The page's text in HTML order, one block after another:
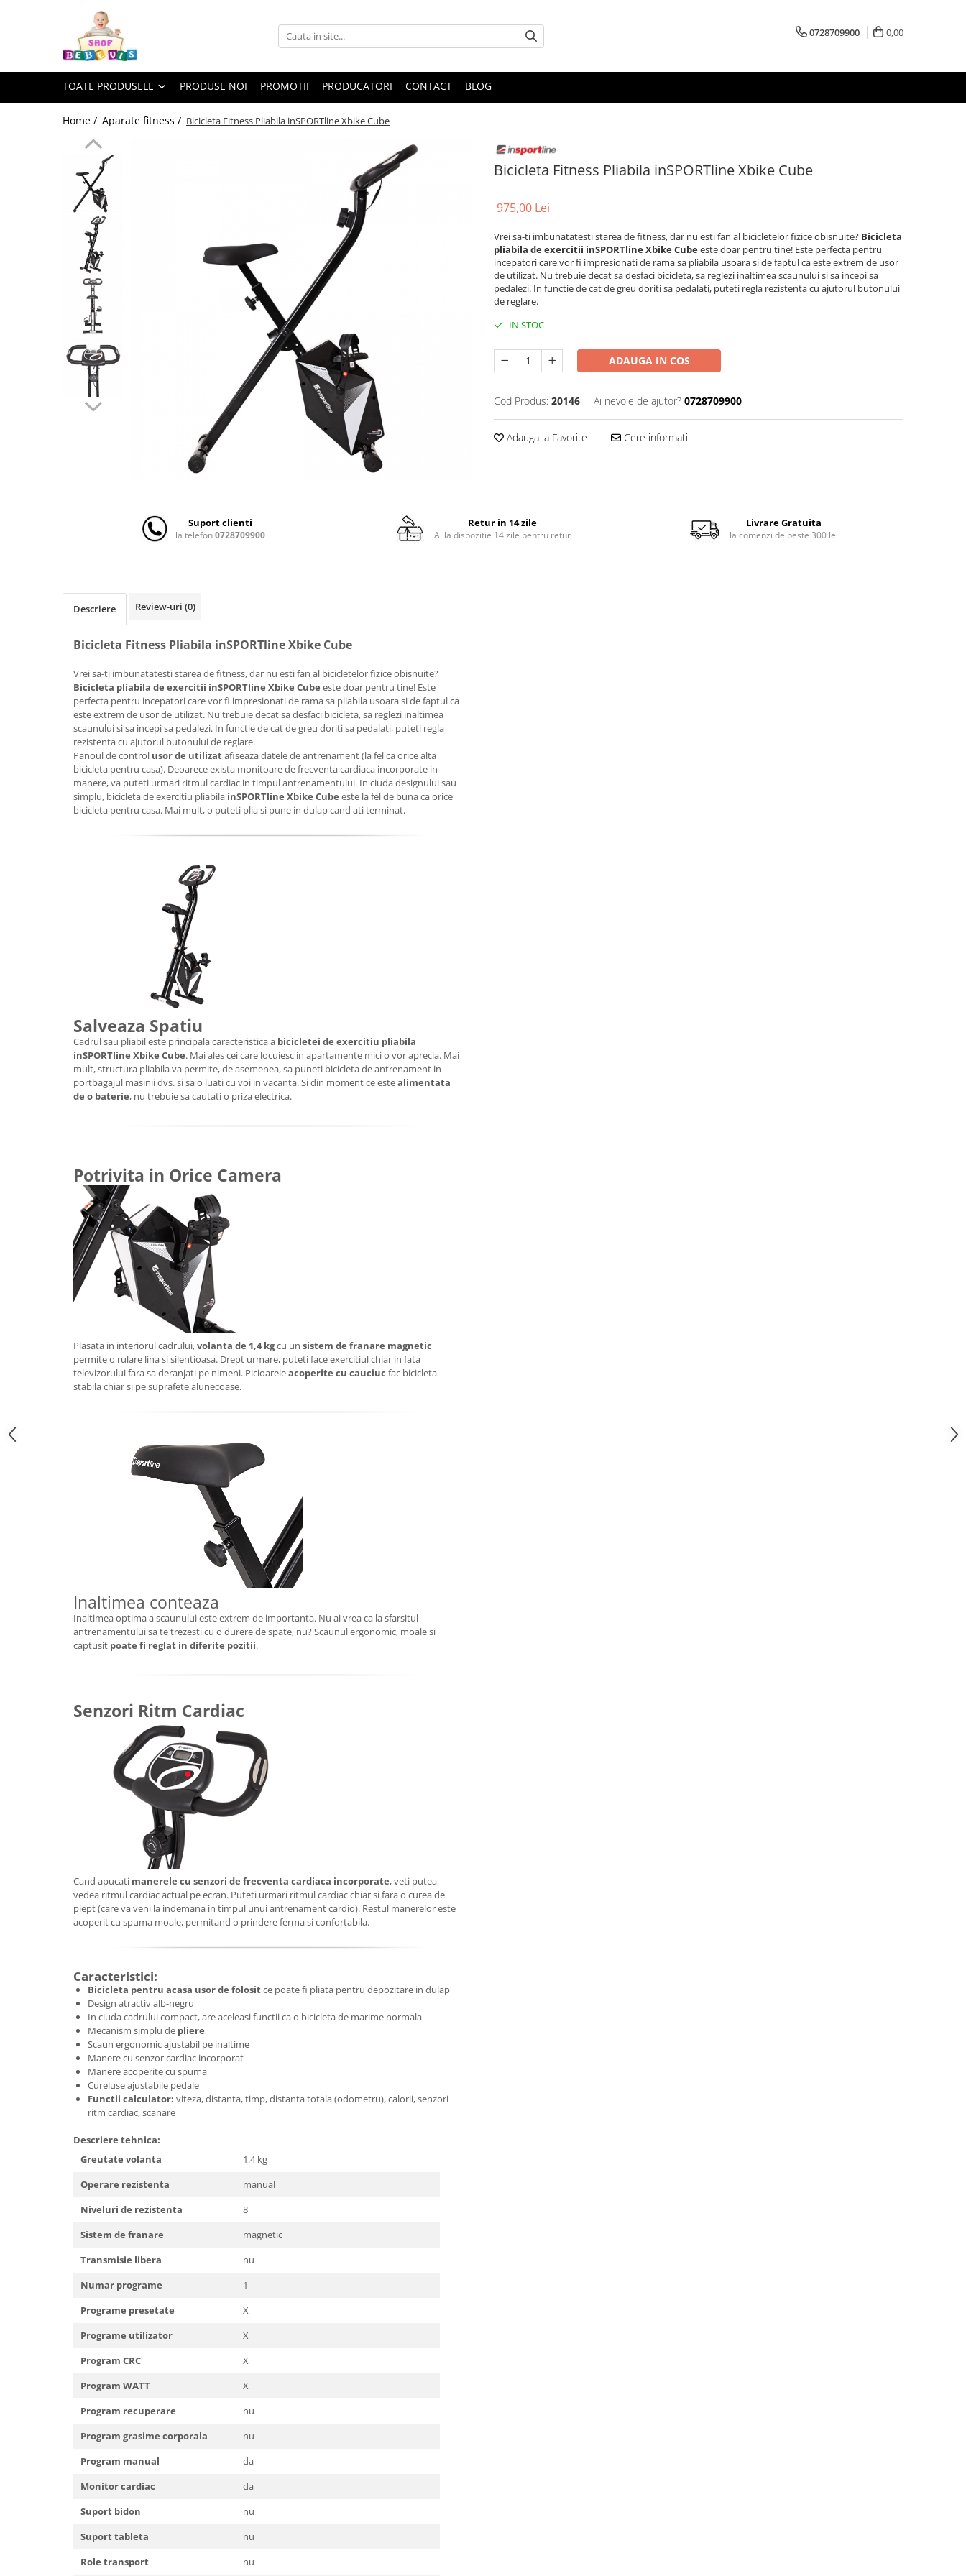
Toate Produsele
Carucioare copii 2in1
Carucioare copii 3in1
Carucioare gemeni
Accesorii carucioare copii
Genti mamici
Huse ploaie si antiinsecte
Saci si invelitoare
Umbrele carucioare
Accesorii diverse carucioare
Landouri pentru bebelusi
Scaune auto copii
Camera copilului
Patuturi lemn pana la 120 x 60 cm
Patuturi lemn 140 x 70 cm
Lenjerii patuturi
Lenjerii patut 120 x 60 cm
Lenjerii patut 140 x 70 cm
Lenjerie patuturi tineret
Baldachin patut
Perne copii si mamici
Protectii saltea
Comode copii
Bariere de protectie pat
Porti de siguranta
Scaun masa copii
Biciclete copii cu roti 10 inch (2-4
Biciclete copii cu roti 16 inch (4-9
Biciclete copii cu roti 20 inch
Biciclete cu roti 24 inch
Biciclete cu roti 26 inch
Biciclete cu roti 27 inch
Triciclete copii si adulti
Biciclete fara pedale
Masinute fara pedale
Karturi si masinute cu pedale
Masinute si motociclete electrice
Seturi de hranire
Joaca si sport exterior
Patine de gheata
Corturi si casute copii
Jucarii pentru copii
Aparate fitness
Benzi de Alergare
Aparate Fitness Multifunctionale
Biciclete Eliptice
Aparate Fitness de Vaslit
Banci forta multifunctionale
Aparate Vibromasaj si accesorii
Bare - Discuri - Greutati
Saltele si Covoare sport Fitness
Mingi fitness si medicinale
Scara antrenament
Interfoane, Sterilizatoare,
Incalzitoare si sterilizatoare
biberoane bebe
Umidificatoare electrice aer
Aparate diverse
Aspirator nazal
Robot de bucatarie
Termometre camera si baie
0728709900 0,00
TOATE PRODUSELE PRODUSE NOI PROMOTII PRODUCATORI CONTACT BLOG
Home / Aparate fitness / Bicicleta Fitness Pliabila inSPORTline Xbike Cube
Bicicleta Fitness Pliabila inSPORTline Xbike Cube
975,00 Lei
Vrei sa-ti imbunatatesti starea de fitness, dar nu esti fan al bicicletelor fizice obisnuite? Bicicleta
pliabila de exercitii inSPORTline Xbike Cubeeste doar pentru tine! Este perfecta pentru
incepatori care vor fi impresionati de rama sa pliabila usoara si de faptul ca este extrem de usor
de utilizat. Nu trebuie decat sa desfaci bicicleta, sa reglezi inaltimea scaunului si sa incepi sa
pedalezi. In functie de cat de greu doriti sa pedalati, puteti regla rezistenta cu ajutorul butonului
de reglare.
IN STOC
ADAUGA IN COS
Cod Produs: 20146 Ai nevoie de ajutor? 0728709900
Adauga la Favorite Cere informatii
Suport clienti
la telefon0728709900
Retur in 14 zile
Ai la dispozitie 14 zile pentru retur
Livrare Gratuita
la comenzi de peste 300 lei
Descriere Review-uri (0)
Bicicleta Fitness Pliabila inSPORTline Xbike Cube
Vrei sa-ti imbunatatesti starea de fitness, dar nu esti fan al bicicletelor fizice obisnuite?
Bicicleta pliabila de exercitii inSPORTline Xbike Cube este doar pentru tine! Este
perfecta pentru incepatori care vor fi impresionati de rama sa pliabila usoara si de faptul ca
este extrem de usor de utilizat. Nu trebuie decat sa desfaci bicicleta, sa reglezi inaltimea
scaunului si sa incepi sa pedalezi. In functie de cat de greu doriti sa pedalati, puteti regla
rezistenta cu ajutorul butonului de reglare.
Panoul de control usor de utilizatafiseaza datele de antrenament (la fel ca orice alta
bicicleta pentru casa). Deoarece exista monitoare de frecventa cardiaca incorporate in
manere, va puteti urmari ritmul cardiac in timpul antrenamentului. In ciuda designului sau
simplu, bicicleta de exercitiu pliabila inSPORTline Xbike Cube este la fel de buna ca orice
bicicleta pentru casa. Mai mult, o puteti plia si pune in dulap cand ati terminat.
Salveaza Spatiu
Cadrul sau pliabil este principala caracteristica a bicicletei de exercitiu pliabila
inSPORTline Xbike Cube. Mai ales cei care locuiesc in apartamente mici o vor aprecia. Mai
mult, structura pliabila va permite, de asemenea, sa puneti bicicleta de antrenament in
portbagajul masinii dvs. si sa o luati cu voi in vacanta. Si din moment ce estealimentata
de o baterie, nu trebuie sa cautati o priza electrica.
Potrivita in Orice Camera
Plasata in interiorul cadrului,volanta de 1,4 kgcu un sistem de franare magnetic
permite o rulare lina si silentioasa. Drept urmare, puteti face exercitiul chiar in fata
televizorului fara sa deranjati pe nimeni. Picioareleacoperite cu cauciuc fac bicicleta
stabila chiar si pe suprafete alunecoase.
Inaltimea conteaza
Inaltimea optima a scaunului este extrem de importanta. Nu ai vrea ca la sfarsitul
antrenamentului sa te trezesti cu o durere de spate, nu? Scaunul ergonomic, moale si
captusit poate fi reglat in diferite pozitii.
Senzori Ritm Cardiac
Cand apucati manerele cu senzori de frecventa cardiaca incorporate, veti putea
vedea ritmul cardiac actual pe ecran. Puteti urmari ritmul cardiac chiar si fara o curea de
piept (care va veni la indemana in timpul unui antrenament cardio). Restul manerelor este
acoperit cu spuma moale, permitand o prindere ferma si confortabila.
Caracteristici:
Bicicleta pentru acasa usor de folositce poate fi pliata pentru depozitare in dulap
Design atractiv alb-negru
In ciuda cadrului compact, are aceleasi functii ca o bicicleta de marime normala
Mecanism simplu de pliere
Scaun ergonomic ajustabil pe inaltime
Manere cu senzor cardiac incorporat
Manere acoperite cu spuma
Cureluse ajustabile pedale
Functii calculator: viteza, distanta, timp, distanta totala (odometru), calorii, senzori
ritm cardiac, scanare
Descriere tehnica:
Greutate volanta
1.4 kg
Operare rezistenta
manual
Niveluri de rezistenta
8
Sistem de franare
magnetic
Transmisie libera
nu
Numar programe
1
Programe presetate
X
Programe utilizator
X
Program CRC
X
Program WATT
X
Program recuperare
nu
Program grasime corporala
nu
Program manual
da
Monitor cardiac
da
Suport bidon
nu
Suport tableta
nu
Role transport
nu